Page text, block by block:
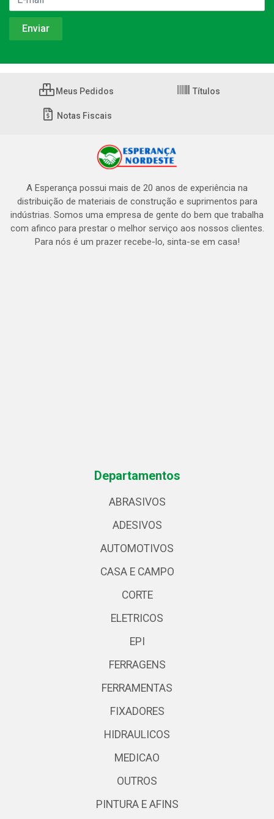
Meus Pedidos Títulos
Notas Fiscais
A Esperança possui mais de 20 anos de experiência na
distribuição de materiais de construção e suprimentos para
indústrias. Somos uma empresa de gente do bem que trabalha
com afinco para prestar o melhor serviço aos nossos clientes.
Para nós é um prazer recebe-lo, sinta-se em casa!
Departamentos
ABRASIVOS
ADESIVOS
AUTOMOTIVOS
CASA E CAMPO
CORTE
ELETRICOS
EPI
FERRAGENS
FERRAMENTAS
FIXADORES
HIDRAULICOS
MEDICAO
OUTROS
PINTURA E AFINS